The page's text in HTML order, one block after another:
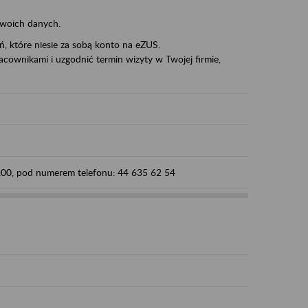
danych.
które niesie za sobą konto na eZUS.
i uzgodnić termin wizyty w Twojej firmie,
pod numerem telefonu: 44 635 62 54